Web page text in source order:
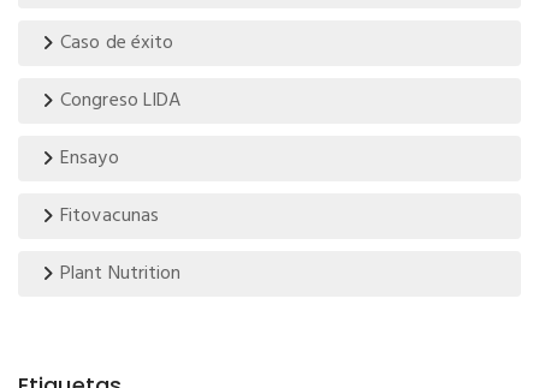
Caso de éxito
Congreso LIDA
Ensayo
Fitovacunas
Plant Nutrition